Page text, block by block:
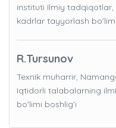
instituti Ilmiy
kadrlar tayyorlash
R.Tursunov
Texnik muharrir,
Iqtidorli talabalarning
bo'limi boshlig’i